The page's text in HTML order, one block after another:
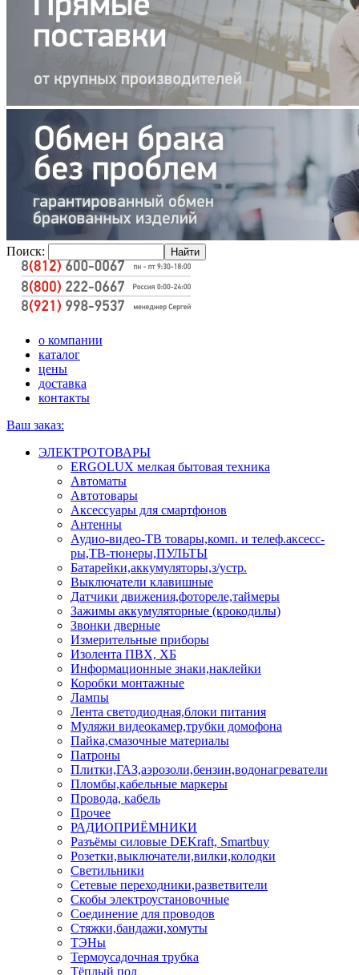
Поиск:
о компании
каталог
цены
доставка
контакты
Ваш заказ:
ЭЛЕКТРОТОВАРЫ
ERGOLUX мелкая бытовая техника
Автоматы
Автотовары
Аксессуары для смартфонов
Антенны
Аудио-видео-ТВ товары,комп. и телеф.аксесс-
ры,ТВ-тюнеры,ПУЛЬТЫ
Батарейки,аккумуляторы,з/устр.
Выключатели клавишные
Датчики движения,фотореле,таймеры
Зажимы аккумуляторные (крокодилы)
Звонки дверные
Измерительные приборы
Изолента ПВХ, ХБ
Информационные знаки,наклейки
Коробки монтажные
Лампы
Лента светодиодная,блоки питания
Муляжи видеокамер,трубки домофона
Пайка,смазочные материалы
Патроны
Плитки,ГАЗ,аэрозоли,бензин,водонагреватели
Пломбы,кабельные маркеры
Провода, кабель
Прочее
РАДИОПРИЁМНИКИ
Разъёмы силовые DEKraft, Smartbuy
Розетки,выключатели,вилки,колодки
Светильники
Сетевые переходники,разветвители
Скобы электроустановочные
Соединение для проводов
Стяжки,бандажи,хомуты
ТЭНы
Термоусадочная трубка
Тёплый пол